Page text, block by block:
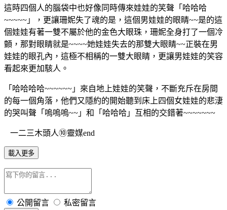
這時四個人的腦袋中也好像同時傳來娃娃的笑聲「哈哈哈
~~~~~」，更讓珊妮失了魂的是，這個男娃娃的眼睛~~是的這
個娃娃有著一雙不屬於他的金色大眼珠，珊妮全身打了一個冷
顫，那對眼睛就是~~~~她娃娃失去的那雙大眼睛~~正裝在男
娃娃的眼孔內，這極不相稱的一雙大眼睛，更讓男娃娃的笑容
看起來更加駭人。
「哈哈哈哈~~~~~~」來自地上娃娃的笑聲，不斷充斥在房間
的每一個角落，他們又隱約的開始聽到床上四個女娃娃的悲淒
的哭叫聲「嗚嗚嗚~~」和「哈哈哈」互相的交錯著~~~~~~~
一二三木頭人⑩靈媒end
載入更多
公開留言 私密留言